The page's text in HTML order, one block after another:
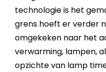
technologie is het
grens hoeft er verder
omgekeken naar het
verwarming, lampen,
opzichte van lamp